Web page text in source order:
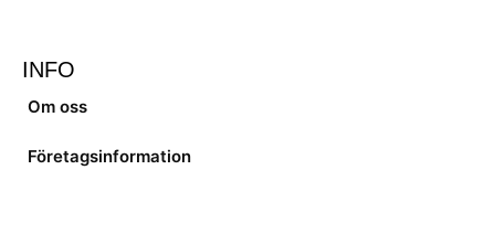
INFO
Om oss
Företagsinformation